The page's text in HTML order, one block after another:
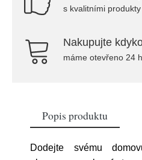
s kvalitními produkty
Nakupujte
máme otevřeno 24
Popis produktu
Dodejte svému